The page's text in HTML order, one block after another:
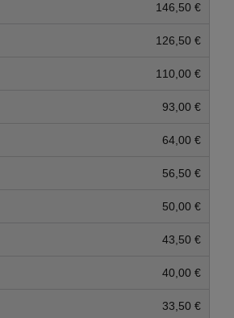
146,50 €
126,50 €
110,00 €
93,00 €
64,00 €
56,50 €
50,00 €
43,50 €
40,00 €
33,50 €